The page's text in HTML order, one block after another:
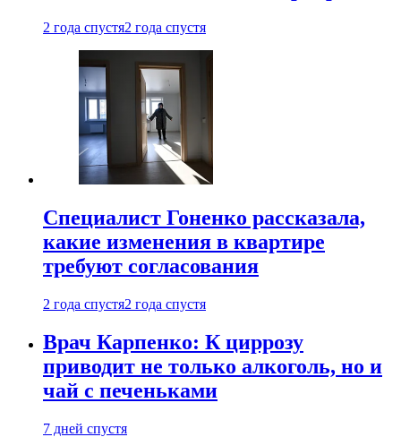
2 года спустя2 года спустя
Специалист Гоненко рассказала,
какие изменения в квартире
требуют согласования
2 года спустя2 года спустя
Врач Карпенко: К циррозу
приводит не только алкоголь, но и
чай с печеньками
7 дней спустя